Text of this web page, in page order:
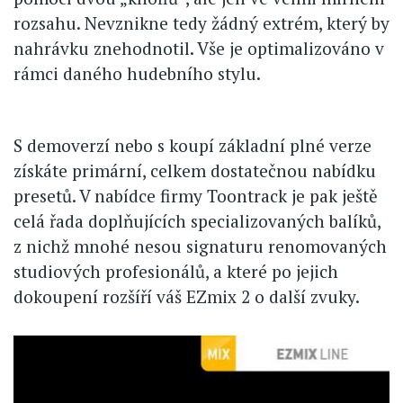
rozsahu. Nevznikne tedy žádný extrém, který by
nahrávku znehodnotil. Vše je optimalizováno v
rámci daného hudebního stylu.
S demoverzí nebo s koupí základní plné verze
získáte primární, celkem dostatečnou nabídku
presetů. V nabídce firmy Toontrack je pak ještě
celá řada doplňujících specializovaných balíků,
z nichž mnohé nesou signaturu renomovaných
studiových profesionálů, a které po jejich
dokoupení rozšíří váš EZmix 2 o další zvuky.